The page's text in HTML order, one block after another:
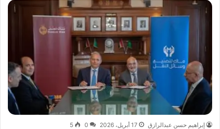
إبراهيم حسن عبدالرازق 17 أبريل، 2026 0
5